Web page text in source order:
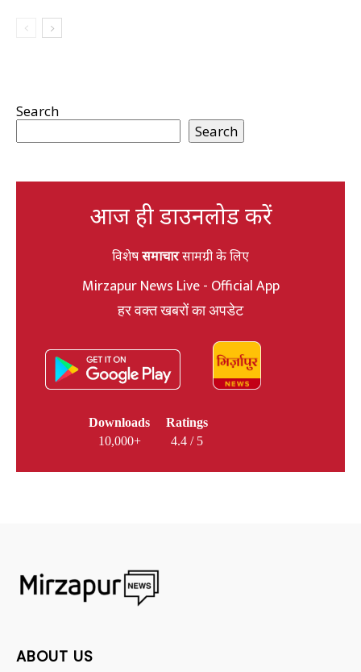
Search
Search
आज ही डाउनलोड करें
विशेषसमाचारसामग्री के लिए
Mirzapur News Live - Official App
हर वक्त खबरों का अपडेट
Downloads
10,000+
Ratings
4.4 / 5
ABOUT US